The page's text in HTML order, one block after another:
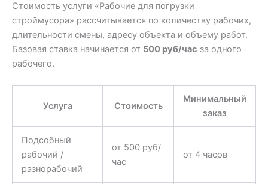
Стоимость услуги «Рабочие для погрузки
строймусора» рассчитывается по количеству рабочих,
длительности смены, адресу объекта и объему работ.
Базовая ставка начинается от 500 руб/час за одного
рабочего.
Услуга Стоимость
Минимальный
заказ
Подсобный
рабочий /
разнорабочий
от 500 руб/
час
от 4 часов